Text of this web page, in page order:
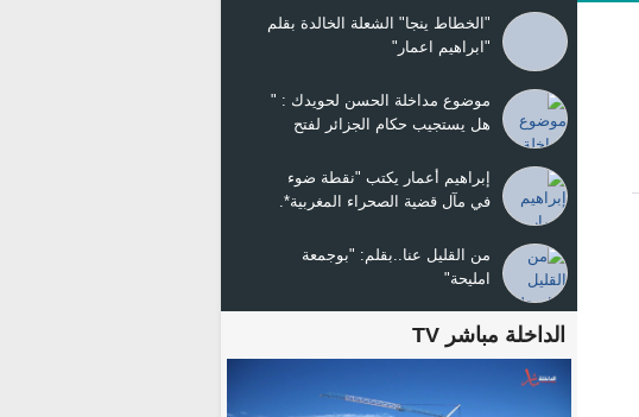
"الخطاط ينجا" الشعلة الخالدة بقلم
"ابراهيم اعمار"
موضوع مداخلة الحسن لحويدك : "
هل يستجيب حكام الجزائر لفتح
إبراهيم أعمار يكتب "نقطة ضوء
في مآل قضية الصحراء المغربية*.
من القليل عنا..بقلم: "بوجمعة
امليحة"
الداخلة مباشر TV